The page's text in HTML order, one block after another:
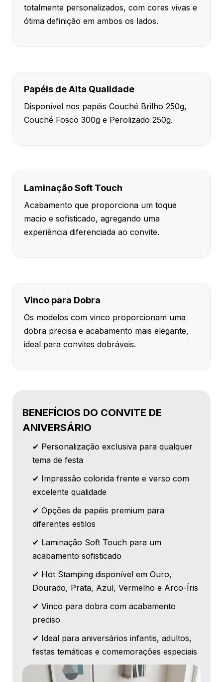
totalmente personalizados, com cores vivas e
ótima definição em ambos os lados.
Papéis de Alta Qualidade
Disponível nos papéis Couché Brilho 250g,
Couché Fosco 300g e Perolizado 250g.
Laminação Soft Touch
Acabamento que proporciona um toque
macio e sofisticado, agregando uma
experiência diferenciada ao convite.
Vinco para Dobra
Os modelos com vinco proporcionam uma
dobra precisa e acabamento mais elegante,
ideal para convites dobráveis.
BENEFÍCIOS DO CONVITE DE
ANIVERSÁRIO
✔ Personalização exclusiva para qualquer
tema de festa
✔ Impressão colorida frente e verso com
excelente qualidade
✔ Opções de papéis premium para
diferentes estilos
✔ Laminação Soft Touch para um
acabamento sofisticado
✔ Hot Stamping disponível em Ouro,
Dourado, Prata, Azul, Vermelho e Arco-Íris
✔ Vinco para dobra com acabamento
preciso
✔ Ideal para aniversários infantis, adultos,
festas temáticas e comemorações especiais